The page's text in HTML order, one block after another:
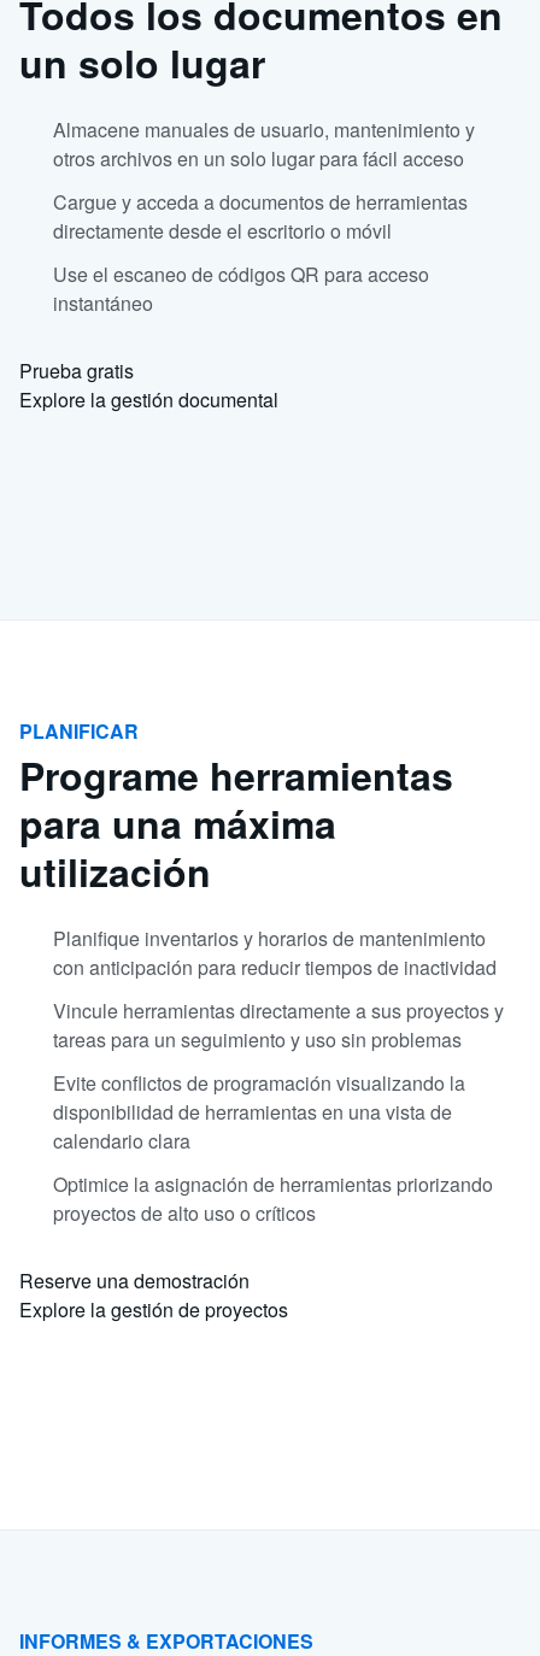
Todos los documentos en
un solo lugar
Almacene manuales de usuario, mantenimiento y
otros archivos en un solo lugar para fácil acceso
Cargue y acceda a documentos de herramientas
directamente desde el escritorio o móvil
Use el escaneo de códigos QR para acceso
instantáneo
Prueba gratis
Explore la gestión documental
PLANIFICAR
Programe herramientas
para una máxima
utilización
Planifique inventarios y horarios de mantenimiento
con anticipación para reducir tiempos de inactividad
Vincule herramientas directamente a sus proyectos y
tareas para un seguimiento y uso sin problemas
Evite conflictos de programación visualizando la
disponibilidad de herramientas en una vista de
calendario clara
Optimice la asignación de herramientas priorizando
proyectos de alto uso o críticos
Reserve una demostración
Explore la gestión de proyectos
INFORMES & EXPORTACIONES